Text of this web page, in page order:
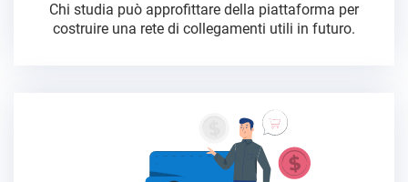
Chi studia può approfittare della piattaforma per
costruire una rete di collegamenti utili in futuro.